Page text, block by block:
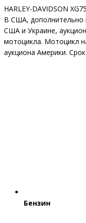
HARLEY-DAVIDSON
В США, дополнительно
США и Украине,
мотоцикла. Мотоцикл
аукциона Америки.
Бензин